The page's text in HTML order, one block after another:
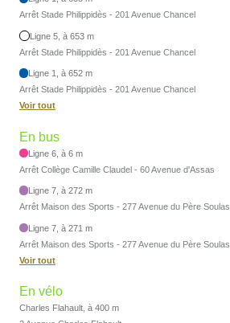
Arrêt Stade Philippidès - 201 Avenue Chancel
Ligne 5, à 653 m
Arrêt Stade Philippidès - 201 Avenue Chancel
Ligne 1, à 652 m
Arrêt Stade Philippidès - 201 Avenue Chancel
Voir tout
En bus
Ligne 6, à 6 m
Arrêt Collège Camille Claudel - 60 Avenue d'Assas
Ligne 7, à 272 m
Arrêt Maison des Sports - 277 Avenue du Père Soulas
Ligne 7, à 271 m
Arrêt Maison des Sports - 277 Avenue du Père Soulas
Voir tout
En vélo
Charles Flahault, à 400 m